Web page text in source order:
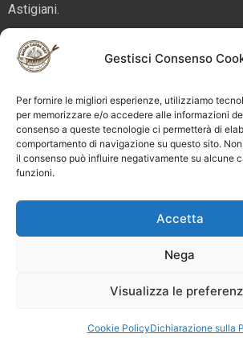
Gestisci Consenso
Per fornire le migliori esperienze, utilizziamo
per memorizzare e/o accedere alle informazioni
consenso a queste tecnologie ci permetterà di
comportamento di navigazione su questo sito.
il consenso può influire negativamente su alcune
funzioni.
Accetta
Nega
Visualizza le
Cookie PolicyDichiarazione sulla
Astigiani.
La nostra sede è in via San Martino 2
14100 – Asti. Tel. 324 5654070 email
Supplemento al numero 52 di Astigiani
Tribunale di Asti n. 4 del 2012, direttore
Miravalle.
Privacy policy
gestione consensi